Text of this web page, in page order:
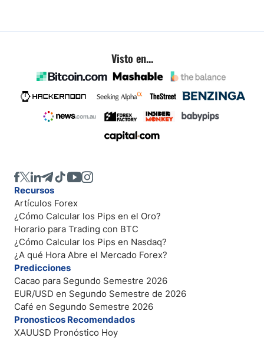
Visto en...
Recursos
Artículos Forex
¿Cómo Calcular los Pips en el Oro?
Horario para Trading con BTC
¿Cómo Calcular los Pips en Nasdaq?
¿A qué Hora Abre el Mercado Forex?
Predicciones
Cacao para Segundo Semestre 2026
EUR/USD en Segundo Semestre de 2026
Café en Segundo Semestre 2026
Pronosticos Recomendados
XAUUSD Pronóstico Hoy